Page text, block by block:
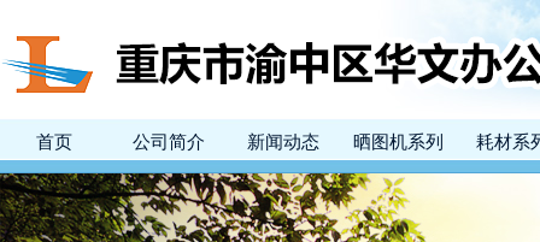
首页 公司简介 新闻动态 晒图机系列 耗材系